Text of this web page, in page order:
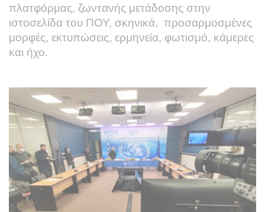
πλατφόρμας, ζωντανής μετάδοσης στην
ιστοσελίδα του ΠΟΥ, σκηνικά, προσαρμοσμένες
μορφές, εκτυπώσεις, ερμηνεία, φωτισμό, κάμερες
και ήχο.
launch
livestreaming
pocket book
webinar